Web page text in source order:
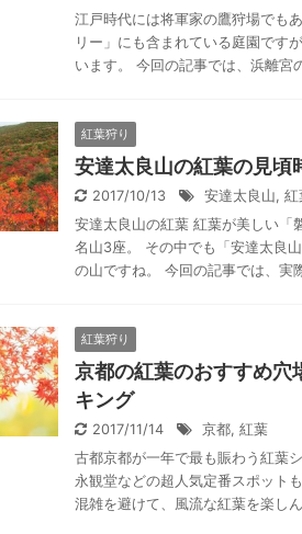
江戸時代には将軍家の鷹狩場でも
リー」にも含まれている庭園です
います。 今回の記事では、浜離宮
紅葉狩り
安達太良山の紅葉の見頃
2017/10/13 安達太良山, 紅
安達太良山の紅葉 紅葉が美しい「
名山3座。 その中でも「安達太良
の山ですね。 今回の記事では、実
紅葉狩り
京都の紅葉のおすすめ穴
キング
2017/11/14 京都, 紅葉
古都京都が一年で最も賑わう紅葉
永観堂などの超人気定番スポット
混雑を避けて、風流な紅葉を楽し